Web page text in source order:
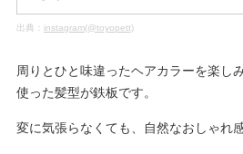
出典： instagram(@toyopett)
周りとひと味違ったヘアカラーを楽し
使った髪型が鉄板です。
変に気張らなくても、自然なおしゃれ